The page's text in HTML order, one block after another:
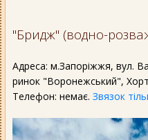
"Бридж" (водно-
Адреса: м.Запоріжжя, вул.
ринок "Воронежський",
Телефон: немає. Звязок